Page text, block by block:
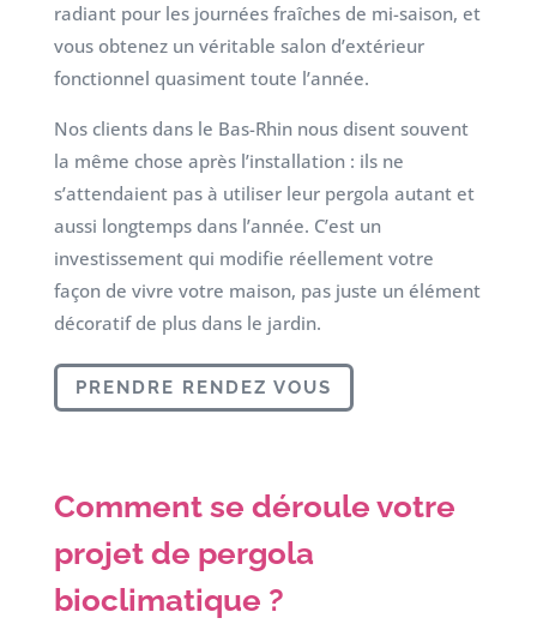
radiant pour les journées fraîches de mi-saison, et
vous obtenez un véritable salon d’extérieur
fonctionnel quasiment toute l’année.
Nos clients dans le Bas-Rhin nous disent souvent
la même chose après l’installation : ils ne
s’attendaient pas à utiliser leur pergola autant et
aussi longtemps dans l’année. C’est un
investissement qui modifie réellement votre
façon de vivre votre maison, pas juste un élément
décoratif de plus dans le jardin.
PRENDRE RENDEZ VOUS
Comment se déroule votre
projet de pergola
bioclimatique ?